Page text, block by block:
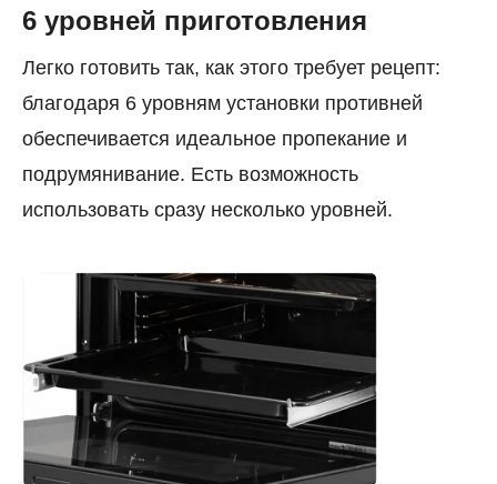
6 уровней приготовления
Легко готовить так, как этого требует рецепт:
благодаря 6 уровням установки противней
обеспечивается идеальное пропекание и
подрумянивание. Есть возможность
использовать сразу несколько уровней.